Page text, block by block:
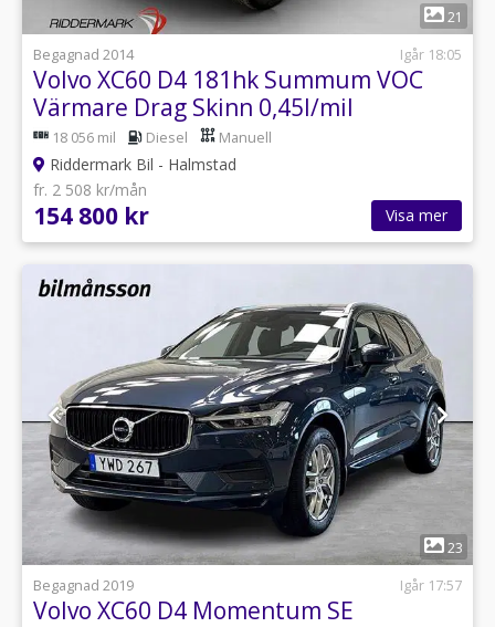
1
21
Begagnad 2014
Igår 18:05
Volvo XC60 D4 181hk Summum VOC
Värmare Drag Skinn 0,45l/mil
18 056 mil Diesel Manuell
Riddermark Bil - Halmstad
fr. 2 508 kr/mån
154 800 kr Visa mer
1
23
Begagnad 2019
Igår 17:57
Volvo XC60 D4 Momentum SE